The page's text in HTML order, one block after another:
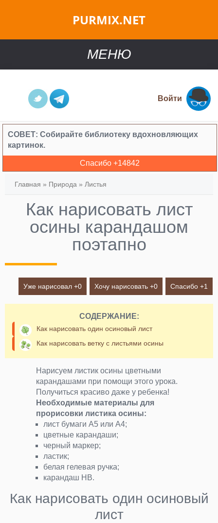
PURMIX.NET
МЕНЮ
Войти
СОВЕТ: Собирайте библиотеку вдохновляющих
картинок.
Спасибо +14842
Главная » Природа » Листья
Как нарисовать лист
осины карандашом
поэтапно
Уже нарисовал +0 Хочу нарисовать +0 Спасибо +1
СОДЕРЖАНИЕ:
Как нарисовать один осиновый лист
Как нарисовать ветку с листьями осины
Нарисуем листик осины цветными
карандашами при помощи этого урока.
Получиться красиво даже у ребенка!
Необходимые материалы для
прорисовки листика осины:
лист бумаги А5 или А4;
цветные карандаши;
черный маркер;
ластик;
белая гелевая ручка;
карандаш НВ.
Как нарисовать один осиновый
лист